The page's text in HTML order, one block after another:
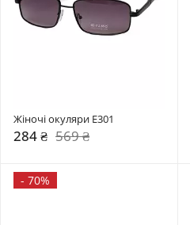
Жіночі окуляри E301
284 ₴ 569 ₴
- 70%